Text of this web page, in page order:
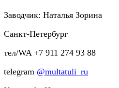
Заводчик: Наталья Зорина
Санкт-Петербург
тел/WA +7 911 274 93 88
telegram @multatuli_ru